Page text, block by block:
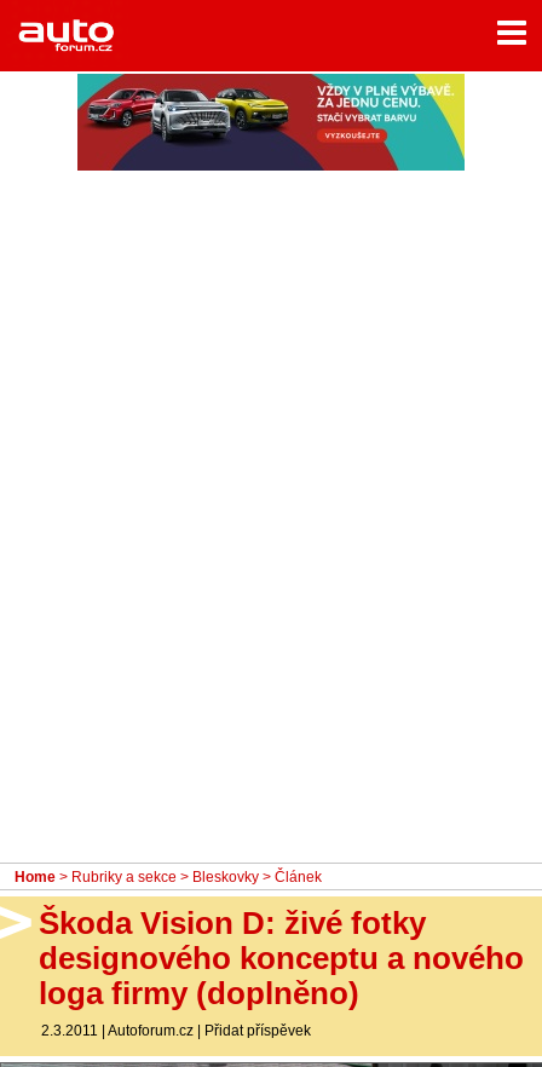
Home
Rubriky
- Testy aut
- Jízdní dojmy a další testy
Home > Rubriky a sekce > Bleskovky > Článek
Škoda Vision D: živé fotky
designového konceptu a nového
loga firmy (doplněno)
2.3.2011 | Autoforum.cz | Přidat příspěvek